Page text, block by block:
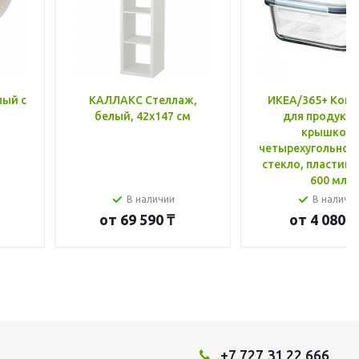
с
КАЛЛАКС Стеллаж,
белый, 42x147 см
В наличии
от 69 590 ₸
ИКЕА/365+
для
крышкой,
стекло, пластик
600 мл
В
от 4 080 ₸
+7 727 31 22 666